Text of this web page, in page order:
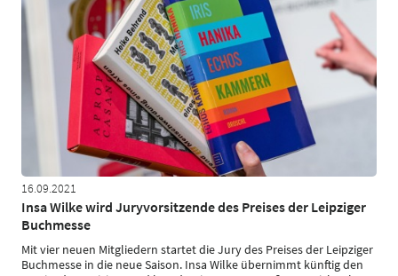
16.09.2021
Insa Wilke wird Juryvorsitzende des Preises der Leipziger
Buchmesse
Mit vier neuen Mitgliedern startet die Jury des Preises der Leipziger
Buchmesse in die neue Saison. Insa Wilke übernimmt künftig den